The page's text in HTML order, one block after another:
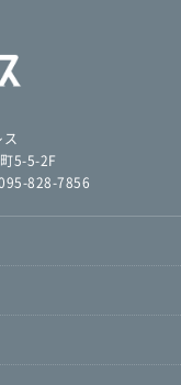
5-5-2F
828-7856